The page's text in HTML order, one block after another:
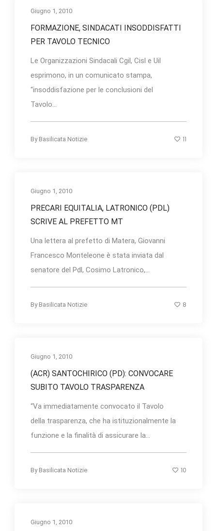
Giugno 1, 2010
FORMAZIONE, SINDACATI INSODDISFATTI
PER TAVOLO TECNICO
Le Organizzazioni Sindacali Cgil, Cisl e Uil
esprimono, in un comunicato stampa,
“insoddisfazione per le conclusioni del
Tavolo...
By Basilicata Notizie 11
Giugno 1, 2010
PRECARI EQUITALIA, LATRONICO (PDL)
SCRIVE AL PREFETTO MT
Una lettera al prefetto di Matera, Giovanni
Francesco Monteleone è stata inviata dal
senatore del Pdl, Cosimo Latronico,...
By Basilicata Notizie 8
Giugno 1, 2010
(ACR) SANTOCHIRICO (PD): CONVOCARE
SUBITO TAVOLO TRASPARENZA
“Va immediatamente convocato il Tavolo
della trasparenza, che ha istituzionalmente la
funzione e la finalità di assicurare la...
By Basilicata Notizie 10
Giugno 1, 2010